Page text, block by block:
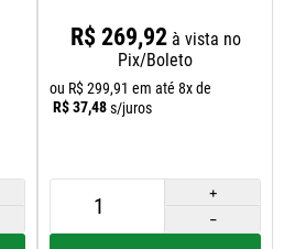
R$ 269,92à vista no
Pix/Boleto
ou R$299,91 em até 8x de
R$37,48s/juros
＋
－